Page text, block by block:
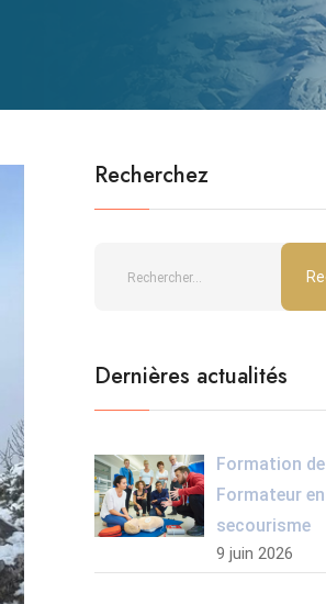
Recherchez
Dernières actualités
Formation de
Formateur en
secourisme
9 juin 2026